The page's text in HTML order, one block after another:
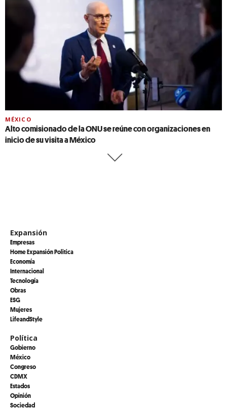
MÉXICO
Alto comisionado de la ONU se reúne con organizaciones en
inicio de su visita a México
Expansión
Empresas
Home Expansión Politica
Economía
Internacional
Tecnología
Obras
ESG
Mujeres
LifeandStyle
Política
Gobierno
México
Congreso
CDMX
Estados
Opinión
Sociedad